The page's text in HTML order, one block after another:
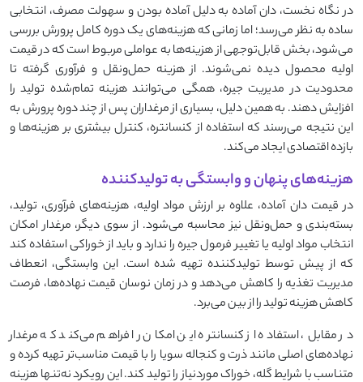
در نگاه نخست، دان آماده به دلیل آماده بودن و سهولت مصرف، انتخابی
ساده به نظر می‌رسد؛ اما زمانی که هزینه‌های یک دوره کامل پرورش بررسی
می‌شود، بخش قابل‌توجهی از هزینه‌ها به عواملی مربوط است که در قیمت
اولیه محصول دیده نمی‌شوند. از هزینه حمل‌ونقل و فرآوری گرفته تا
محدودیت در مدیریت جیره، همگی می‌توانند هزینه تمام‌شده تولید را
افزایش دهند. به همین دلیل، بسیاری از مرغداران پس از چند دوره پرورش به
این نتیجه می‌رسند که استفاده از کنسانتره، کنترل بیشتری بر هزینه‌ها و
بازده اقتصادی ایجاد می‌کند.
هزینه‌های پنهان و وابستگی به تولیدکننده
در قیمت دان آماده، علاوه بر ارزش مواد اولیه، هزینه‌های فرآوری، تولید،
بسته‌بندی و حمل‌ونقل نیز محاسبه می‌شود. از سوی دیگر، مرغدار امکان
انتخاب مواد اولیه یا تغییر فرمول جیره را ندارد و باید از خوراکی استفاده کند
که از پیش توسط تولیدکننده تهیه شده است. این وابستگی، انعطاف
مدیریت تغذیه را کاهش می‌دهد و در زمان نوسان قیمت نهاده‌ها، فرصت
کاهش هزینه تولید را از بین می‌برد.
در مقابل، استفاده از کنسانتره این امکان را فراهم می‌کند که مرغدار
نهاده‌های اصلی مانند ذرت و کنجاله سویا را با قیمت مناسب‌تر تهیه کرده و
متناسب با شرایط گله، خوراک موردنیاز را تولید کند. این رویکرد نه‌تنها هزینه